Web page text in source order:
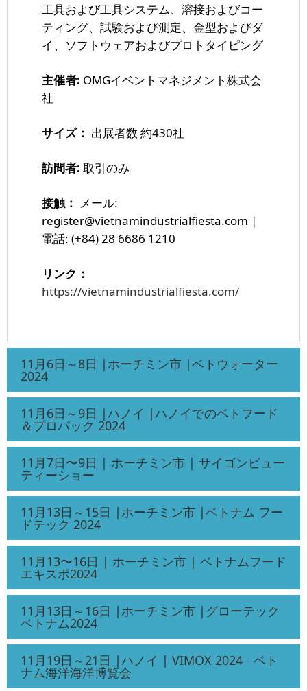
工具および工具システム、溶接およびコー
ティング、試験および測定、金型およびダ
イ、ソフトウェアおよびプロトタイピング
主催者: OMGイベントマネジメント株式会
社
サイズ： 出展者数 約430社
訪問者: 取引のみ
接触： メール:
register@vietnamindustrialfiesta.com |
電話: (+84) 28 6686 1210
リンク：
https://vietnamindustrialfiesta.com/
11月6日～8日 |ホーチミン市 |ベトウォーター
2024
11月6日～9日 |ハノイ |ハノイでのベトフード
＆プロパック 2024
11月7日〜9日 | ホーチミン市 | サイゴンビュー
ティーショー
11月13日～15日 |ホーチミン市 |ベトナム フー
ドテック 2024
11月13〜16日 | ホーチミン市 | ベトナムフード
エキスポ2024
11月13日～16日 |ホーチミン市 |グローテック
ベトナム2024
11月19日～21日 |ハノイ | VIMOX 2024 - ベト
ナム海洋海洋博覧会